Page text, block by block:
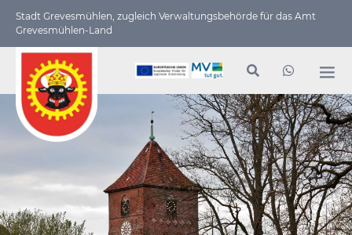
Stadt Grevesmühlen, zugleich Verwaltungs­behörde für das Amt
Grevesmühlen-Land